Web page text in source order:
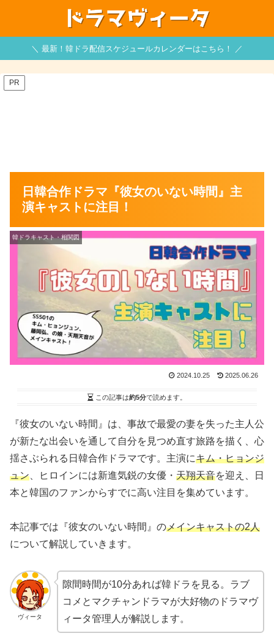
＼ 最新！韓ドラ配信スケジュールカレンダーはこちら！ ／
PR
日韓合作ドラマ『彼女のいない時間』主
演キャストに注目！
韓ドラキャスト・相関図
2024.10.25 2025.06.26
この記事は約5分で読めます。
『彼女のいない時間』は、事故で最愛の妻を失った主人公
が新たな出会いを通して自分を見つめ直す旅路を描く、心
揺さぶられる日韓合作ドラマです。主演にキム・ヒョンジ
ュン 、ヒロインには新進気鋭の女優・ 天翔天音を迎え、日
本と韓国のファンからすでに高い注目を集めています。
本記事では『彼女のいない時間』のメインキャストの2人
について解説していきます。
ヴィータ
隙間時間が10分あれば韓ドラを見る。ラブ
コメとマクチャンドラマが大好物のドラマヴ
ィータ管理人が解説します。